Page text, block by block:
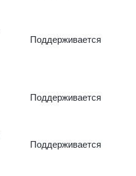
Поддерживается
Поддерживается
Поддерживается